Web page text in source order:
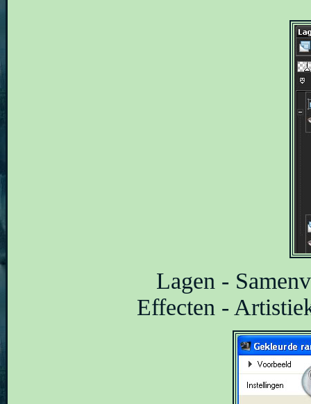
Lagen -
Effecten -